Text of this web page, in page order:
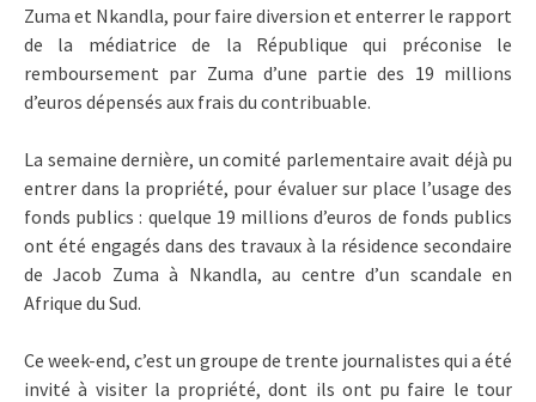
Zuma et Nkandla, pour faire diversion et enterrer le rapport
de la médiatrice de la République qui préconise le
remboursement par Zuma d’une partie des 19 millions
d’euros dépensés aux frais du contribuable.
La semaine dernière, un comité parlementaire avait déjà pu
entrer dans la propriété, pour évaluer sur place l’usage des
fonds publics : quelque 19 millions d’euros de fonds publics
ont été engagés dans des travaux à la résidence secondaire
de Jacob Zuma à Nkandla, au centre d’un scandale en
Afrique du Sud.
Ce week-end, c’est un groupe de trente journalistes qui a été
invité à visiter la propriété, dont ils ont pu faire le tour